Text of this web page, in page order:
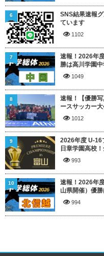
SNS結果速報
ています
1102
6
速報！2026年
勝は高川学園
1049
7
速報！【優勝
ースサッカー
1012
8
2026年度 U-16
日章学園高校
993
9
速報！2026年
山県開催）優
994
10